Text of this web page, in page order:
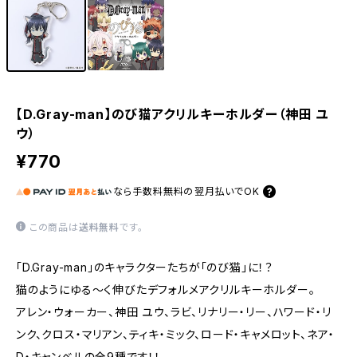
【D.Gray-man】のび猫アクリルキーホルダー（神田 ユ
ウ）
¥770
なら 手数料無料の 翌月払いでOK
この商品は送料無料です。
「D.Gray-man」のキャラクターたちが「のび猫」に！？
猫のようにゆる〜く伸びたデフォルメアクリルキーホルダー。
アレン・ウォーカー、神田 ユウ、ラビ、リナリー・リー、ハワード・リ
ンク、クロス・マリアン、ティキ・ミック、ロード・キャメロット、ネア・